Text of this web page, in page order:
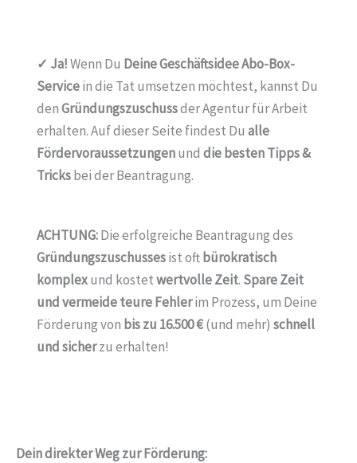
✓ Ja!Wenn Du Deine Geschäftsidee Abo-Box-
Servicein die Tat umsetzen möchtest, kannst Du
denGründungszuschussder Agentur für Arbeit
erhalten. Auf dieser Seite findest Du alle
Fördervoraussetzungenund die besten Tipps &
Tricksbei der Beantragung.
ACHTUNG:Die erfolgreiche Beantragung des
Gründungszuschussesist oftbürokratisch
komplexund kostetwertvolle Zeit. Spare Zeit
und vermeide teure Fehlerim Prozess, um Deine
Förderung von bis zu 16.500 €(und mehr) schnell
und sicherzu erhalten!
Dein direkter Weg zur Förderung: